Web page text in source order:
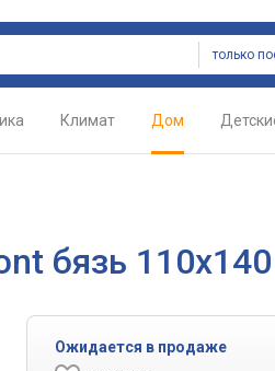
Климат Дом
бязь
Ожидается в продаже